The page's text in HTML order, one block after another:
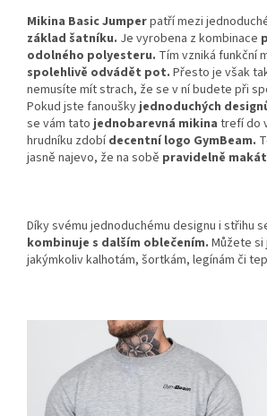
Mikina Basic Jumperpatří mezi
základ šatníku. Je vyrobena z kombinace
odolného polyesteru. Tím vzniká funkční
spolehlivě odvádět pot. Přesto je však
nemusíte mít strach, že se v ní budete při
Pokud jste fanoušky jednoduchých
se vám tato jednobarevná mikina trefí do
hrudníku zdobídecentní logo GymBeam.
jasně najevo, že na sobě pravidelně
Díky svému jednoduchému designu i střihu
kombinuje s dalším oblečením. Můžete
jakýmkoliv kalhotám, šortkám, legínám či